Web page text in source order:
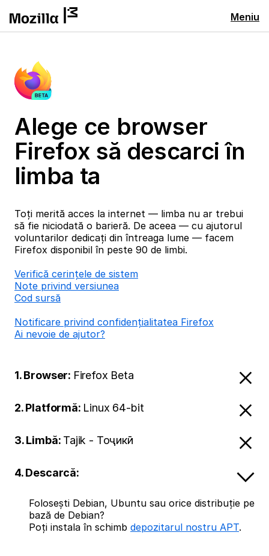
Meniu
Alege ce browser
Firefox să descarci în
limba ta
Toți merită acces la internet — limba nu ar trebui
să fie niciodată o barieră. De aceea — cu ajutorul
voluntarilor dedicați din întreaga lume — facem
Firefox disponibil în peste 90 de limbi.
Verifică cerințele de sistem
Note privind versiunea
Cod sursă
Notificare privind confidențialitatea Firefox
Ai nevoie de ajutor?
1. Browser: Firefox Beta
2. Platformă: Linux 64-bit
3. Limbă: Tajik - Тоҷикӣ
4. Descarcă:
Folosești Debian, Ubuntu sau orice distribuție pe
bază de Debian?
Poți instala în schimb depozitarul nostru APT.